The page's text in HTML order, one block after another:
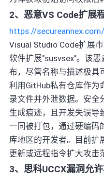
2、恶意VS Code扩展
https://
Visual Studio Code扩展
软件扩展"susvsex"。该
布，尽管名称与描述极具
利用GitHub私有仓库作为
录文件并外泄数据。安全
生成痕迹，且开发失误导
一同被打包，通过硬编码
库地区的开发者。目前扩
更新或远程指令扩大攻击
3、思科UCCX漏洞允